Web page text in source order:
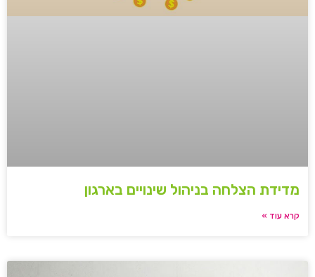
מדידת הצלחה בניהול שינויים בארגון
קרא עוד »